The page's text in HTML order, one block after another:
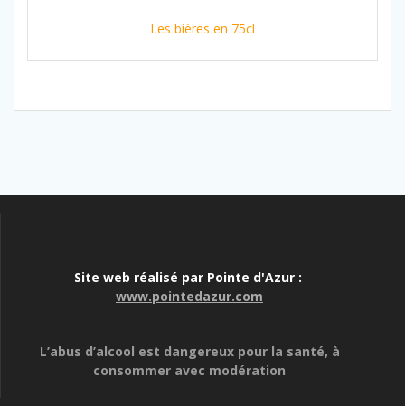
Les bières en 75cl
Site web réalisé par Pointe d'Azur :
www.pointedazur.com
L’abus d’alcool est dangereux pour la santé, à
consommer avec modération